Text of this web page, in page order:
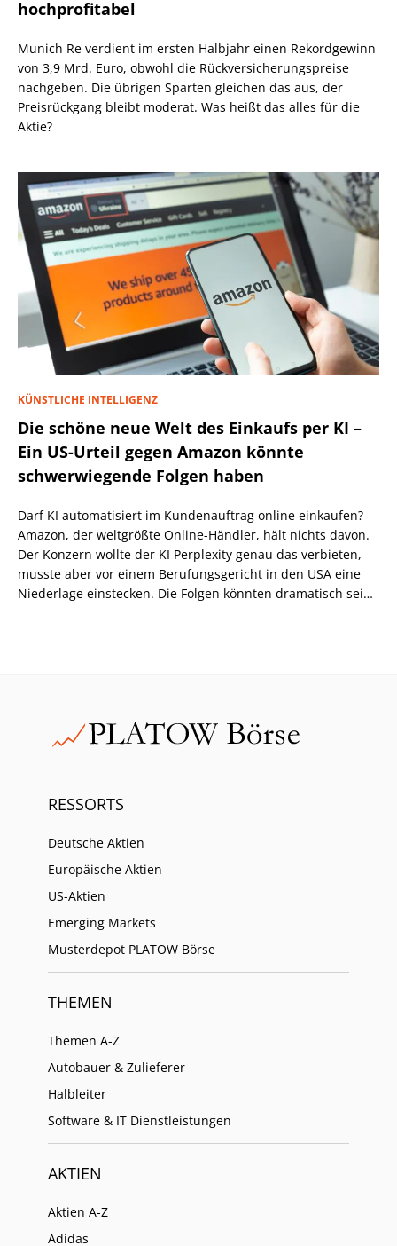
hochprofitabel
Munich Re verdient im ersten Halbjahr einen Rekordgewinn
von 3,9 Mrd. Euro, obwohl die Rückversicherungspreise
nachgeben. Die übrigen Sparten gleichen das aus, der
Preisrückgang bleibt moderat. Was heißt das alles für die
Aktie?
KÜNSTLICHE INTELLIGENZ
Die schöne neue Welt des Einkaufs per KI –
Ein US-Urteil gegen Amazon könnte
schwerwiegende Folgen haben
Darf KI automatisiert im Kundenauftrag online einkaufen?
Amazon, der weltgrößte Online-Händler, hält nichts davon.
Der Konzern wollte der KI Perplexity genau das verbieten,
musste aber vor einem Berufungsgericht in den USA eine
Niederlage einstecken. Die Folgen könnten dramatisch sein,
RESSORTS
Deutsche Aktien
Europäische Aktien
US-Aktien
Emerging Markets
Musterdepot PLATOW Börse
THEMEN
Themen A-Z
Autobauer & Zulieferer
Halbleiter
Software & IT Dienstleistungen
AKTIEN
Aktien A-Z
Adidas